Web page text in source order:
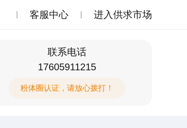
客服中心 进入供求市场
联系电话
17605911215
粉体圈认证，请放心拨打！